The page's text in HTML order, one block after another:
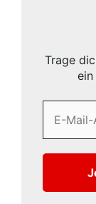
Trage
ein